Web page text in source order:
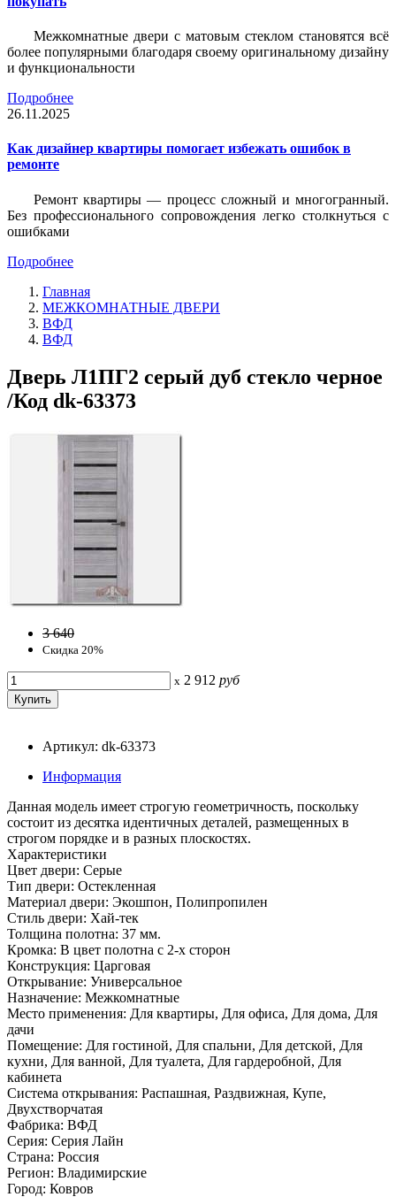
Межкомнатные двери с матовым стеклом становятся всё
более популярными благодаря своему оригинальному дизайну
и функциональности
Подробнее
26.11.2025
Как дизайнер квартиры помогает избежать ошибок в
ремонте
Ремонт квартиры — процесс сложный и многогранный.
Без профессионального сопровождения легко столкнуться с
ошибками
Подробнее
Главная
МЕЖКОМНАТНЫЕ ДВЕРИ
ВФД
ВФД
Дверь Л1ПГ2 серый дуб стекло черное
/Код dk-63373
3 640
Скидка 20%
x 2 912 руб
Артикул: dk-63373
Информация
Данная модель имеет строгую геометричность, поскольку
состоит из десятка идентичных деталей, размещенных в
строгом порядке и в разных плоскостях.
Характеристики
Цвет двери: Серые
Тип двери: Остекленная
Материал двери: Экошпон, Полипропилен
Стиль двери: Хай-тек
Толщина полотна: 37 мм.
Кромка: В цвет полотна с 2-х сторон
Конструкция: Царговая
Открывание: Универсальное
Назначение: Межкомнатные
Место применения: Для квартиры, Для офиса, Для дома, Для
дачи
Помещение: Для гостиной, Для спальни, Для детской, Для
кухни, Для ванной, Для туалета, Для гардеробной, Для
кабинета
Система открывания: Распашная, Раздвижная, Купе,
Двухстворчатая
Фабрика: ВФД
Серия: Серия Лайн
Страна: Россия
Регион: Владимирские
Город: Ковров